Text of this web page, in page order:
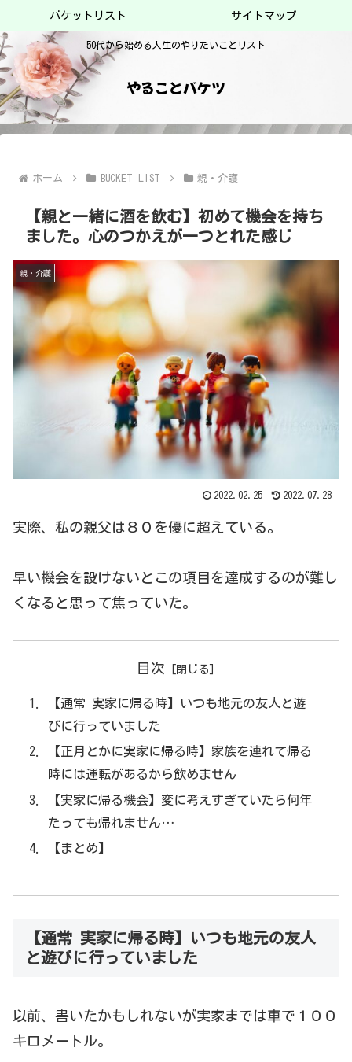
50代から始める人生のやりたいことリスト
やることバケツ
バケットリスト サイトマップ
ホーム BUCKET LIST 親・介護
【親と一緒に酒を飲む】初めて機会を持ち
ました。心のつかえが一つとれた感じ
親・介護
2022.02.25 2022.07.28
実際、私の親父は８０を優に超えている。
早い機会を設けないとこの項目を達成するのが難し
くなると思って焦っていた。
目次
【通常 実家に帰る時】いつも地元の友人と遊
びに行っていました
【正月とかに実家に帰る時】家族を連れて帰る
時には運転があるから飲めません
【実家に帰る機会】変に考えすぎていたら何年
たっても帰れません…
【まとめ】
【通常 実家に帰る時】いつも地元の友人
と遊びに行っていました
以前、書いたかもしれないが実家までは車で１００
キロメートル。